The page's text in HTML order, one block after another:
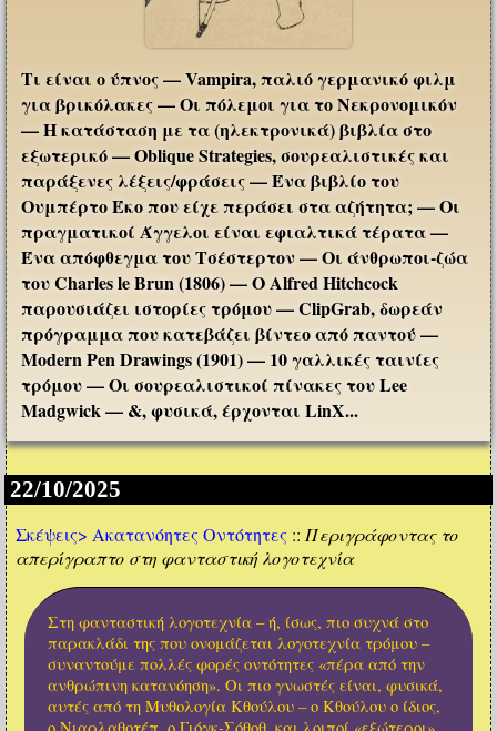
Τι είναι ο ύπνος — Vampira, παλιό γερμανικό φιλμ
για βρικόλακες — Οι πόλεμοι για το Νεκρονομικόν
— Η κατάσταση με τα (ηλεκτρονικά) βιβλία στο
εξωτερικό — Oblique Strategies, σουρεαλιστικές και
παράξενες λέξεις/φράσεις — Ένα βιβλίο του
Ουμπέρτο Έκο που είχε περάσει στα αζήτητα; — Οι
πραγματικοί Άγγελοι είναι εφιαλτικά τέρατα —
Ένα απόφθεγμα του Τσέστερτον — Οι άνθρωποι-ζώα
του Charles le Brun (1806) — O Alfred Hitchcock
παρουσιάζει ιστορίες τρόμου — ClipGrab, δωρεάν
πρόγραμμα που κατεβάζει βίντεο από παντού —
Modern Pen Drawings (1901) — 10 γαλλικές ταινίες
τρόμου — Οι σουρεαλιστικοί πίνακες του Lee
Madgwick — &, φυσικά, έρχονται LinX...
22/10/2025
Σκέψεις> Ακατανόητες Οντότητες :: Περιγράφοντας το
απερίγραπτο στη φανταστική λογοτεχνία
Στη φανταστική λογοτεχνία – ή, ίσως, πιο συχνά στο
παρακλάδι της που ονομάζεται λογοτεχνία τρόμου –
συναντούμε πολλές φορές οντότητες «πέρα από την
ανθρώπινη κατανόηση». Οι πιο γνωστές είναι, φυσικά,
αυτές από τη Μυθολογία Κθούλου – ο Κθούλου ο ίδιος,
ο Νιαρλαθοτέπ, ο Γιόγκ-Σόθοθ, και λοιποί «εξώτεροι»